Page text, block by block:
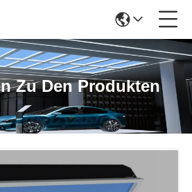
Zu Den Produkten